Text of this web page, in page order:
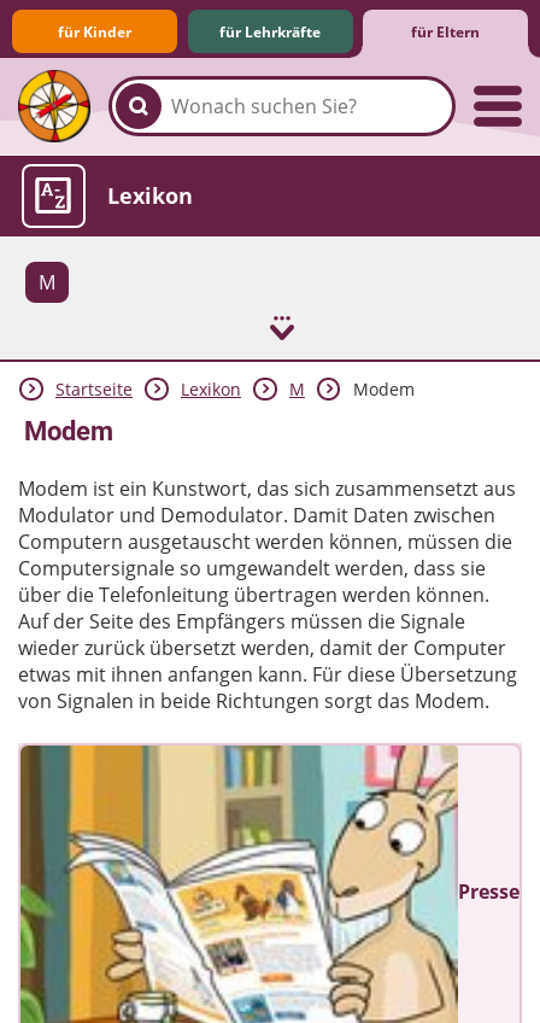
für Kinder für Lehrkräfte für Eltern
Familie & Medien
Spieletipps & Lernsoftware
Die Jüngsten im Netz
Lexikon
M
Aktuelles
Startseite Lexikon M Modem
Modem
Modem ist ein Kunstwort, das sich zusammensetzt aus
Modulator und Demodulator. Damit Daten zwischen
Computern ausgetauscht werden können, müssen die
Computersignale so umgewandelt werden, dass sie
über die Telefonleitung übertragen werden können.
Auf der Seite des Empfängers müssen die Signale
wieder zurück übersetzt werden, damit der Computer
etwas mit ihnen anfangen kann. Für diese Übersetzung
von Signalen in beide Richtungen sorgt das Modem.
Presse